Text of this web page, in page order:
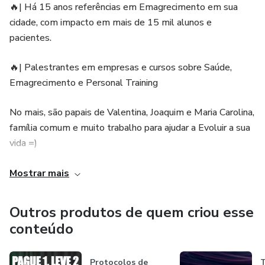
✅planner para você se organizar a cada semana
intermitente de qualidade
especial e valioso.
Igual a esse…? Pode até ser que você viu algo parecido,
🏋‍♂ | Profissional de Educação física e pós-graduada em:
“Obesidade e Emagrecimento” e “Nutrição, Metabolismo e
Fisiologia do Exercício”
🔥| Há 15 anos referências em Emagrecimento em sua
cidade, com impacto em mais de 15 mil alunos e
pacientes.
🔥| Palestrantes em empresas e cursos sobre Saúde,
Emagrecimento e Personal Training
No mais, são papais de Valentina, Joaquim e Maria Carolina,
família comum e muito trabalho para ajudar a Evoluir a sua
vida =)
Prof. Édson Dias
de Nutrição e Biomedicina
Mostrar mais
Outros produtos de quem criou esse
conteúdo
Protocolos de